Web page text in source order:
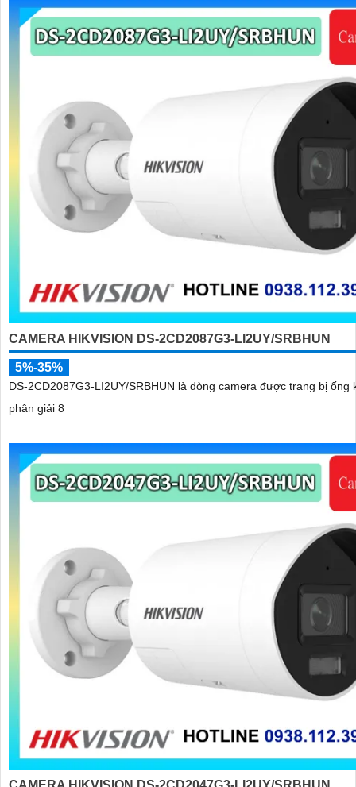
CAMERA HIKVISION DS-2CD2087G3-LI2UY/SRBHUN
5%-35%
DS-2CD2087G3-LI2UY/SRBHUN là dòng camera được trang bị ống
phân giải 8